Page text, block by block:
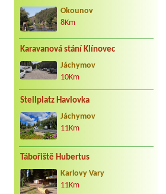
Okounov
8Km
Karavanová stání Klínovec
Jáchymov
10Km
Stellplatz Havlovka
Jáchymov
11Km
Tábořiště Hubertus
Karlovy Vary
11Km